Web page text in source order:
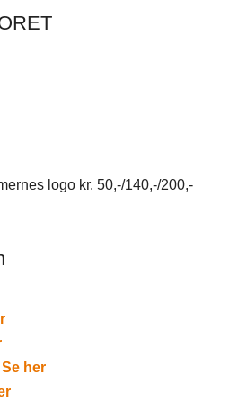
logo kr. 50,-​/140,-/200,-
Se her